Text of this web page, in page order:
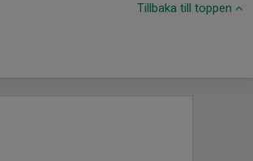
Tillbaka till toppen